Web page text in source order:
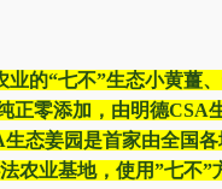
的“七不”生态小黄薑
正零添加，由明德CSA
态姜园是首家由全国
农业基地，使用”七不”